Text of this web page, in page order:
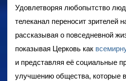
Удовлетворяя любопытство
телеканал переносит зрителей
рассказывая о повседневной
показывая Церковь как
и представляя её социальные
улучшению общества, которые